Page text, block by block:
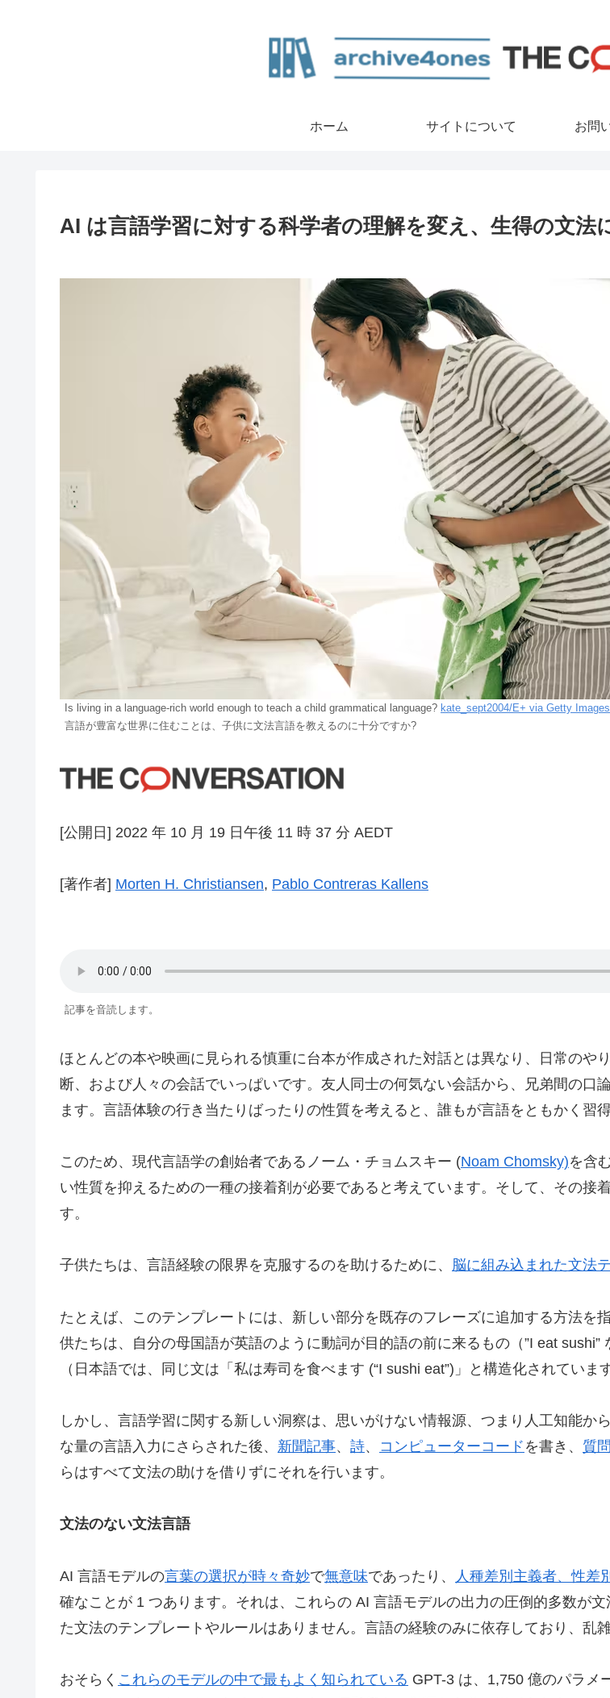
ホーム サイトについて お問
AI は言語学習に対する科学者の理解を変え、生得の文
Is living in a language-rich world enough to teach a child grammatical language? kate_sept2004/E+ via Getty Images
言語が豊富な世界に住むことは、子供に文法言語を教えるのに十分ですか?
[公開日] 2022 年 10 月 19 日午後 11 時 37 分 AEDT
[著作者] Morten H. Christiansen, Pablo Contreras Kallens
記事を音読します。
ほとんどの本や映画に見られる慎重に台本が作成された対話とは異なり、日常のや
断、および人々の会話でいっぱいです。友人同士の何気ない会話から、兄弟間の口
ます。言語体験の行き当たりばったりの性質を考えると、誰もが言語をともかく習
このため、現代言語学の創始者であるノーム・チョムスキー (Noam Chomsky)を含
い性質を抑えるための一種の接着剤が必要であると考えています。そして、その
す。
子供たちは、言語経験の限界を克服するのを助けるために、 脳に組み込まれた文法
たとえば、このテンプレートには、新しい部分を既存のフレーズに追加する方法を
供たちは、自分の母国語が英語のように動詞が目的語の前に来るもの（”I eat
（日本語では、同じ文は「私は寿司を食べます (“I sushi eat”)」と構造化されています
しかし、言語学習に関する新しい洞察は、思いがけない情報源、つまり人工知能
な量の言語入力にさらされた後、 新聞記事、 詩、 コンピューターコード を書き、 質
らはすべて文法の助けを借りずにそれを行います。
文法のない文法言語
AI 言語モデルの言葉の選択が時々奇妙で無意味であったり、 人種差別主義者、性差
確なことが 1 つあります。それは、これらの AI 言語モデルの出力の圧倒的多数が
た文法のテンプレートやルールはありません。言語の経験のみに依存しており、乱
おそらく これらのモデルの中で最もよく知られている GPT-3 は、1,750 億のパラメ